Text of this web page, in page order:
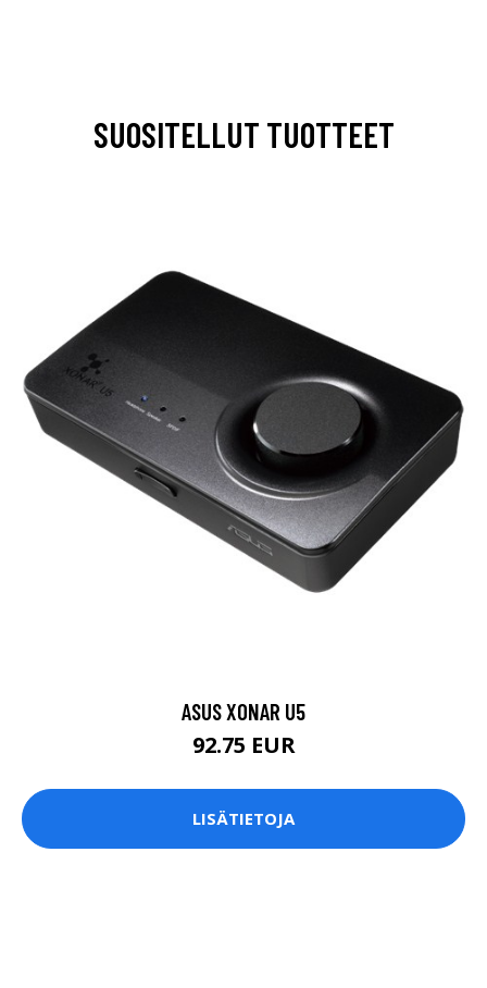
SUOSITELLUT TUOTTEET
ASUS XONAR U5
92.75 EUR
LISÄTIETOJA